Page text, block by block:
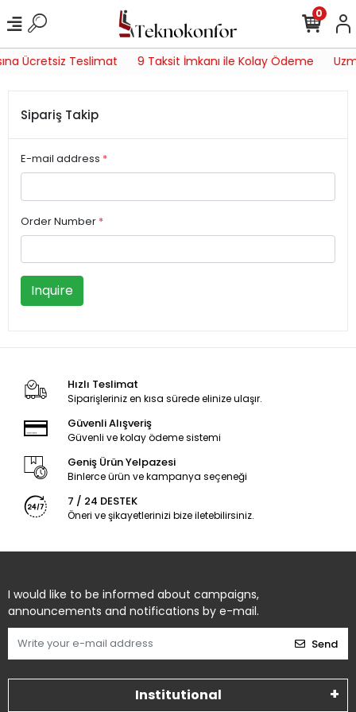
Ücretsiz Teslimat 9 Taksit İmkanı ile Kolay Ödeme
0
Sipariş Takip
E-mail address *
Order Number *
Inquire
Hızlı Teslimat
Siparişleriniz en kısa sürede elinize ulaşır.
Güvenli Alışveriş
Güvenli ve kolay ödeme sistemi
Geniş Ürün Yelpazesi
Binlerce ürün ve kampanya seçeneği
7 / 24 DESTEK
Öneri ve şikayetlerinizi bize iletebilirsiniz.
I would like to be informed about campaigns,
announcements and notifications by e-mail.
Send
Institutional